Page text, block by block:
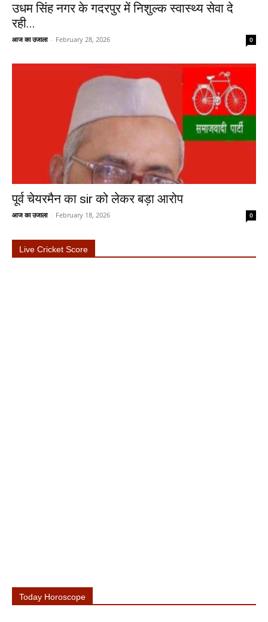
उधम सिंह नगर के गदरपुर में निशुल्क स्वास्थ्य सेवा दे
रही...
आज का उजाला - February 28, 2026 0
पूर्व चेयरमैन का sir को लेकर बड़ा आरोप
आज का उजाला - February 18, 2026 0
Live Cricket Score
Today Horoscope